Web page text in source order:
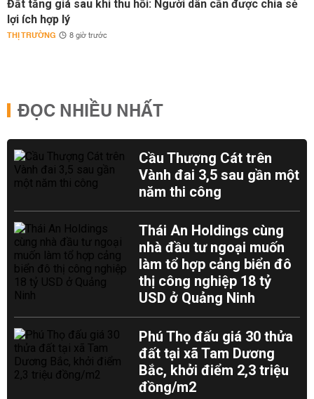
Đất tăng giá sau khi thu hồi: Người dân cần được chia sẻ
lợi ích hợp lý
THỊ TRƯỜNG 8 giờ trước
ĐỌC NHIỀU NHẤT
Cầu Thượng Cát trên
Vành đai 3,5 sau gần một
năm thi công
Thái An Holdings cùng
nhà đầu tư ngoại muốn
làm tổ hợp cảng biển đô
thị công nghiệp 18 tỷ
USD ở Quảng Ninh
Phú Thọ đấu giá 30 thửa
đất tại xã Tam Dương
Bắc, khởi điểm 2,3 triệu
đồng/m2